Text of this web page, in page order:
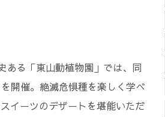
ある「東山動植物園」では、同
開催。絶滅危惧種を楽しく学べ
イーツのデザートを堪能いただ